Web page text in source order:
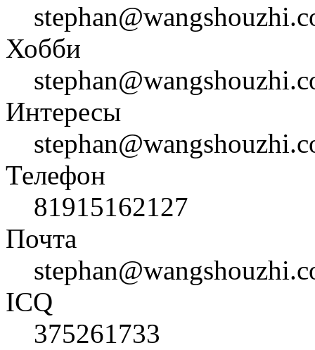
Хобби
Интересы
Телефон
81915162127
Почта
ICQ
375261733